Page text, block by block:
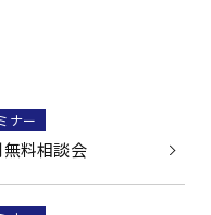
ナー
無料相談会